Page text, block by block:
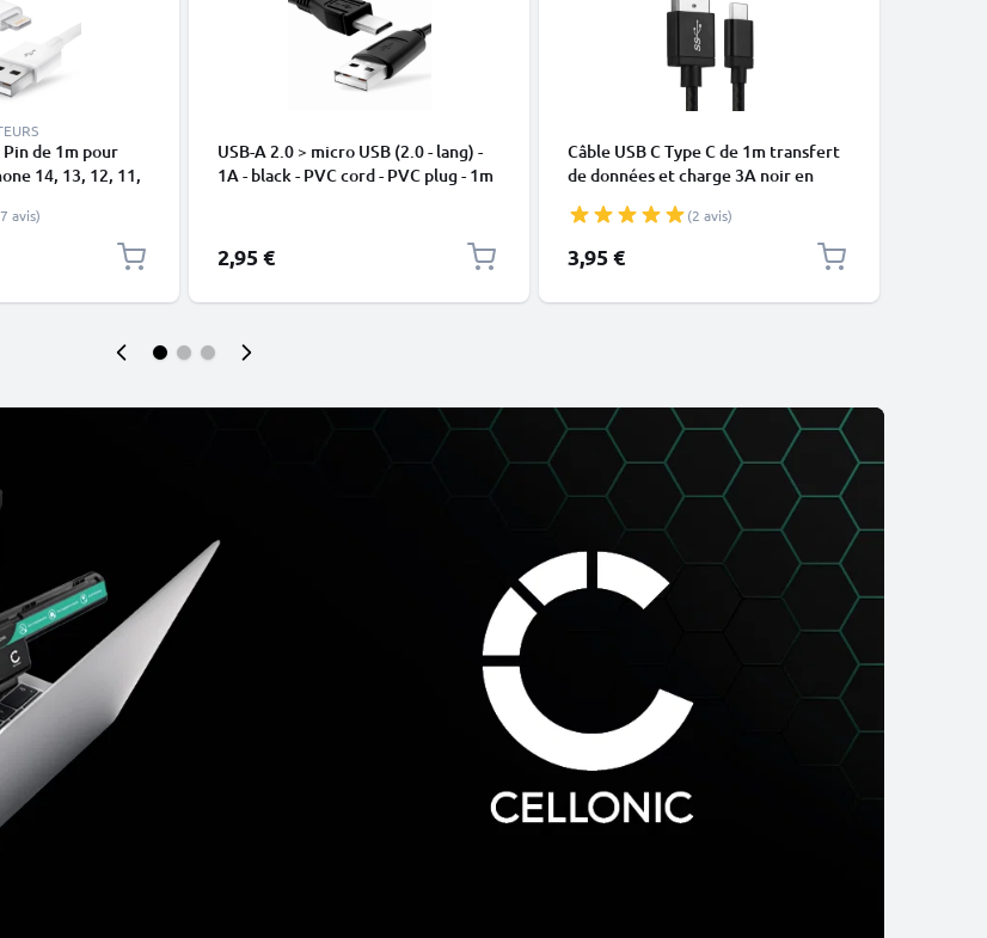
de 1m pour
14, 13, 12, 11,
avis)
USB-A 2.0 > micro USB (2.0 - lang) -
1A - black - PVC cord - PVC plug - 1m
2,95 €
Câble USB C Type C de 1m transfert
de données et charge 3A noir en
(2 avis)
3,95 €